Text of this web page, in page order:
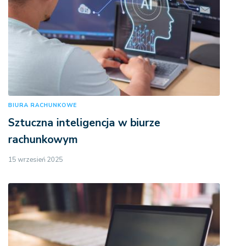
BIURA RACHUNKOWE
Sztuczna inteligencja w biurze
rachunkowym
15 wrzesień 2025